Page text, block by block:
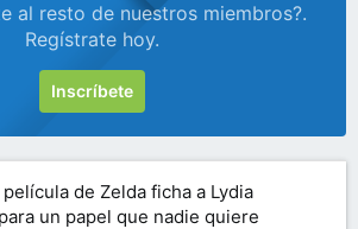
al resto de nuestros miembros?.
Regístrate hoy.
Inscríbete
película de Zelda ficha a Lydia
un papel que nadie quiere